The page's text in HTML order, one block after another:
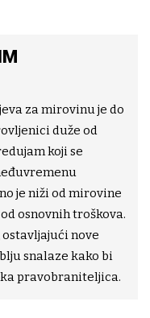
za mirovinu je do
duže od
koji se
je niži od mirovine
osnovnih troškova.
ostavljajući nove
snalaze kako bi
pravobraniteljica.